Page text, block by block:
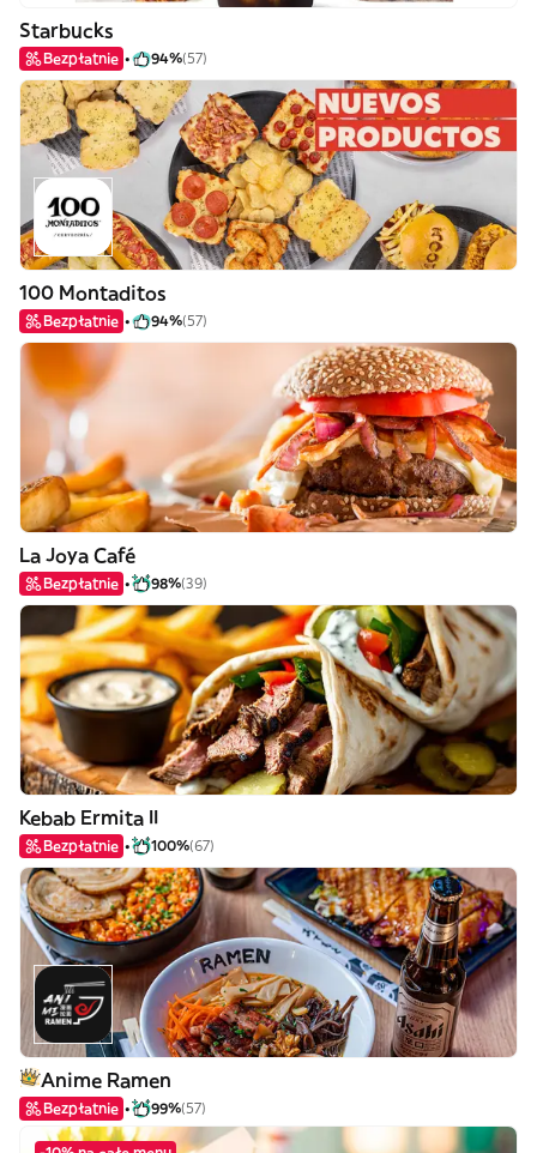
Starbucks
Bezpłatnie 94%(57)
100 Montaditos
Bezpłatnie 94%(57)
La Joya Café
Bezpłatnie 98%(39)
Kebab Ermita II
Bezpłatnie 100%(67)
Anime Ramen
Bezpłatnie 99%(57)